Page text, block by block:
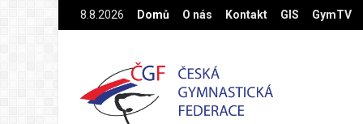
Na hlavní obsah8.8.2026 Domů O nás Kontakt GIS GymTV